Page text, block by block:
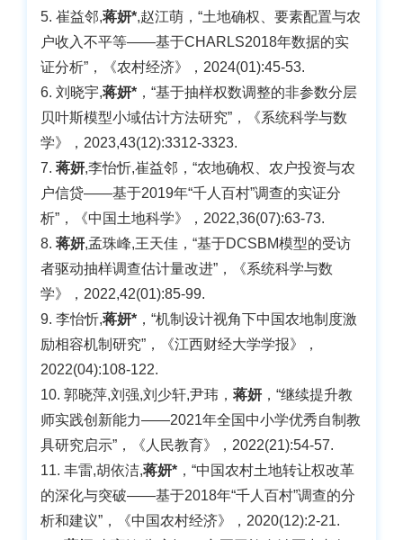
5. 崔益邻,蒋妍*,赵江萌，“土地确权、要素配置与农
户收入不平等——基于CHARLS2018年数据的实
证分析”，《农村经济》，2024(01):45-53.
6. 刘晓宇,蒋妍* ，“基于抽样权数调整的非参数分层
贝叶斯模型小域估计方法研究”，《系统科学与数
学》，2023,43(12):3312-3323.
7. 蒋妍,李怡忻,崔益邻，“农地确权、农户投资与农
户信贷——基于2019年“千人百村”调查的实证分
析”，《中国土地科学》，2022,36(07):63-73.
8. 蒋妍,孟珠峰,王天佳，“基于DCSBM模型的受访
者驱动抽样调查估计量改进”，《系统科学与数
学》，2022,42(01):85-99.
9. 李怡忻,蒋妍* ，“机制设计视角下中国农地制度激
励相容机制研究”，《江西财经大学学报》，
2022(04):108-122.
10. 郭晓萍,刘强,刘少轩,尹玮， 蒋妍 ，“继续提升教
师实践创新能力——2021年全国中小学优秀自制教
具研究启示”，《人民教育》，2022(21):54-57.
11. 丰雷,胡依洁,蒋妍* ，“中国农村土地转让权改革
的深化与突破——基于2018年“千人百村”调查的分
析和建议”，《中国农村经济》，2020(12):2-21.